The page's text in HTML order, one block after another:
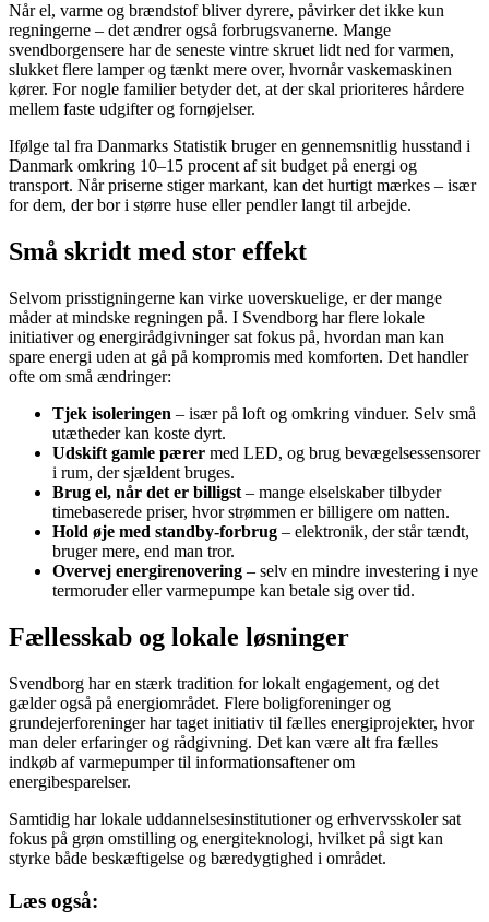
Når el, varme og brændstof bliver dyrere, påvirker det ikke kun
regningerne – det ændrer også forbrugsvanerne. Mange
svendborgensere har de seneste vintre skruet lidt ned for varmen,
slukket flere lamper og tænkt mere over, hvornår vaskemaskinen
kører. For nogle familier betyder det, at der skal prioriteres hårdere
mellem faste udgifter og fornøjelser.
Ifølge tal fra Danmarks Statistik bruger en gennemsnitlig husstand i
Danmark omkring 10–15 procent af sit budget på energi og
transport. Når priserne stiger markant, kan det hurtigt mærkes – især
for dem, der bor i større huse eller pendler langt til arbejde.
Små skridt med stor effekt
Selvom prisstigningerne kan virke uoverskuelige, er der mange
måder at mindske regningen på. I Svendborg har flere lokale
initiativer og energirådgivninger sat fokus på, hvordan man kan
spare energi uden at gå på kompromis med komforten. Det handler
ofte om små ændringer:
Tjek isoleringen – især på loft og omkring vinduer. Selv små
utætheder kan koste dyrt.
Udskift gamle pærer med LED, og brug bevægelsessensorer
i rum, der sjældent bruges.
Brug el, når det er billigst – mange elselskaber tilbyder
timebaserede priser, hvor strømmen er billigere om natten.
Hold øje med standby-forbrug – elektronik, der står tændt,
bruger mere, end man tror.
Overvej energirenovering – selv en mindre investering i nye
termoruder eller varmepumpe kan betale sig over tid.
Fællesskab og lokale løsninger
Svendborg har en stærk tradition for lokalt engagement, og det
gælder også på energiområdet. Flere boligforeninger og
grundejerforeninger har taget initiativ til fælles energiprojekter, hvor
man deler erfaringer og rådgivning. Det kan være alt fra fælles
indkøb af varmepumper til informationsaftener om
energibesparelser.
Samtidig har lokale uddannelsesinstitutioner og erhvervsskoler sat
fokus på grøn omstilling og energiteknologi, hvilket på sigt kan
styrke både beskæftigelse og bæredygtighed i området.
Læs også: